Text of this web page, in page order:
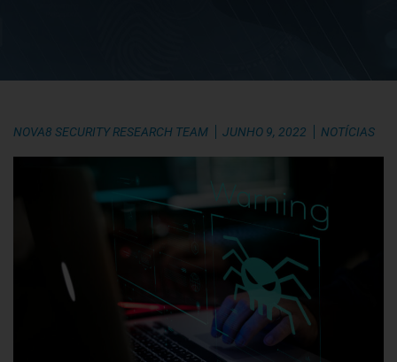
NOVA8 SECURITY RESEARCH TEAM JUNHO 9, 2022 NOTÍCIAS